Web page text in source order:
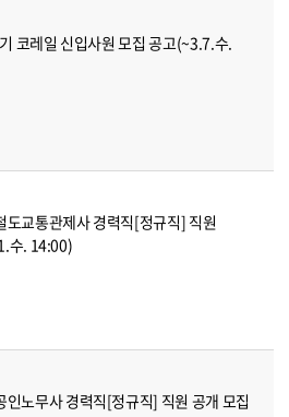
코레일 신입사원 모집 공고(~3.7.수.
도교통관제사 경력직[정규직] 직원
수. 14:00)
인노무사 경력직[정규직] 직원 공개 모집